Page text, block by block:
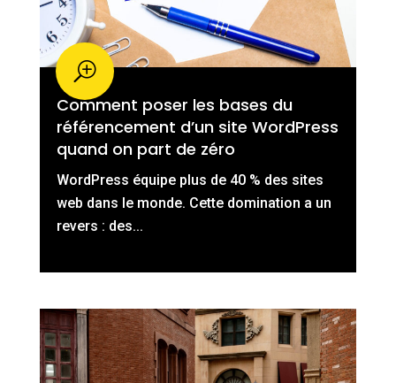
Comment poser les bases du
référencement d’un site WordPress
quand on part de zéro
WordPress équipe plus de 40 % des sites
web dans le monde. Cette domination a un
revers : des...